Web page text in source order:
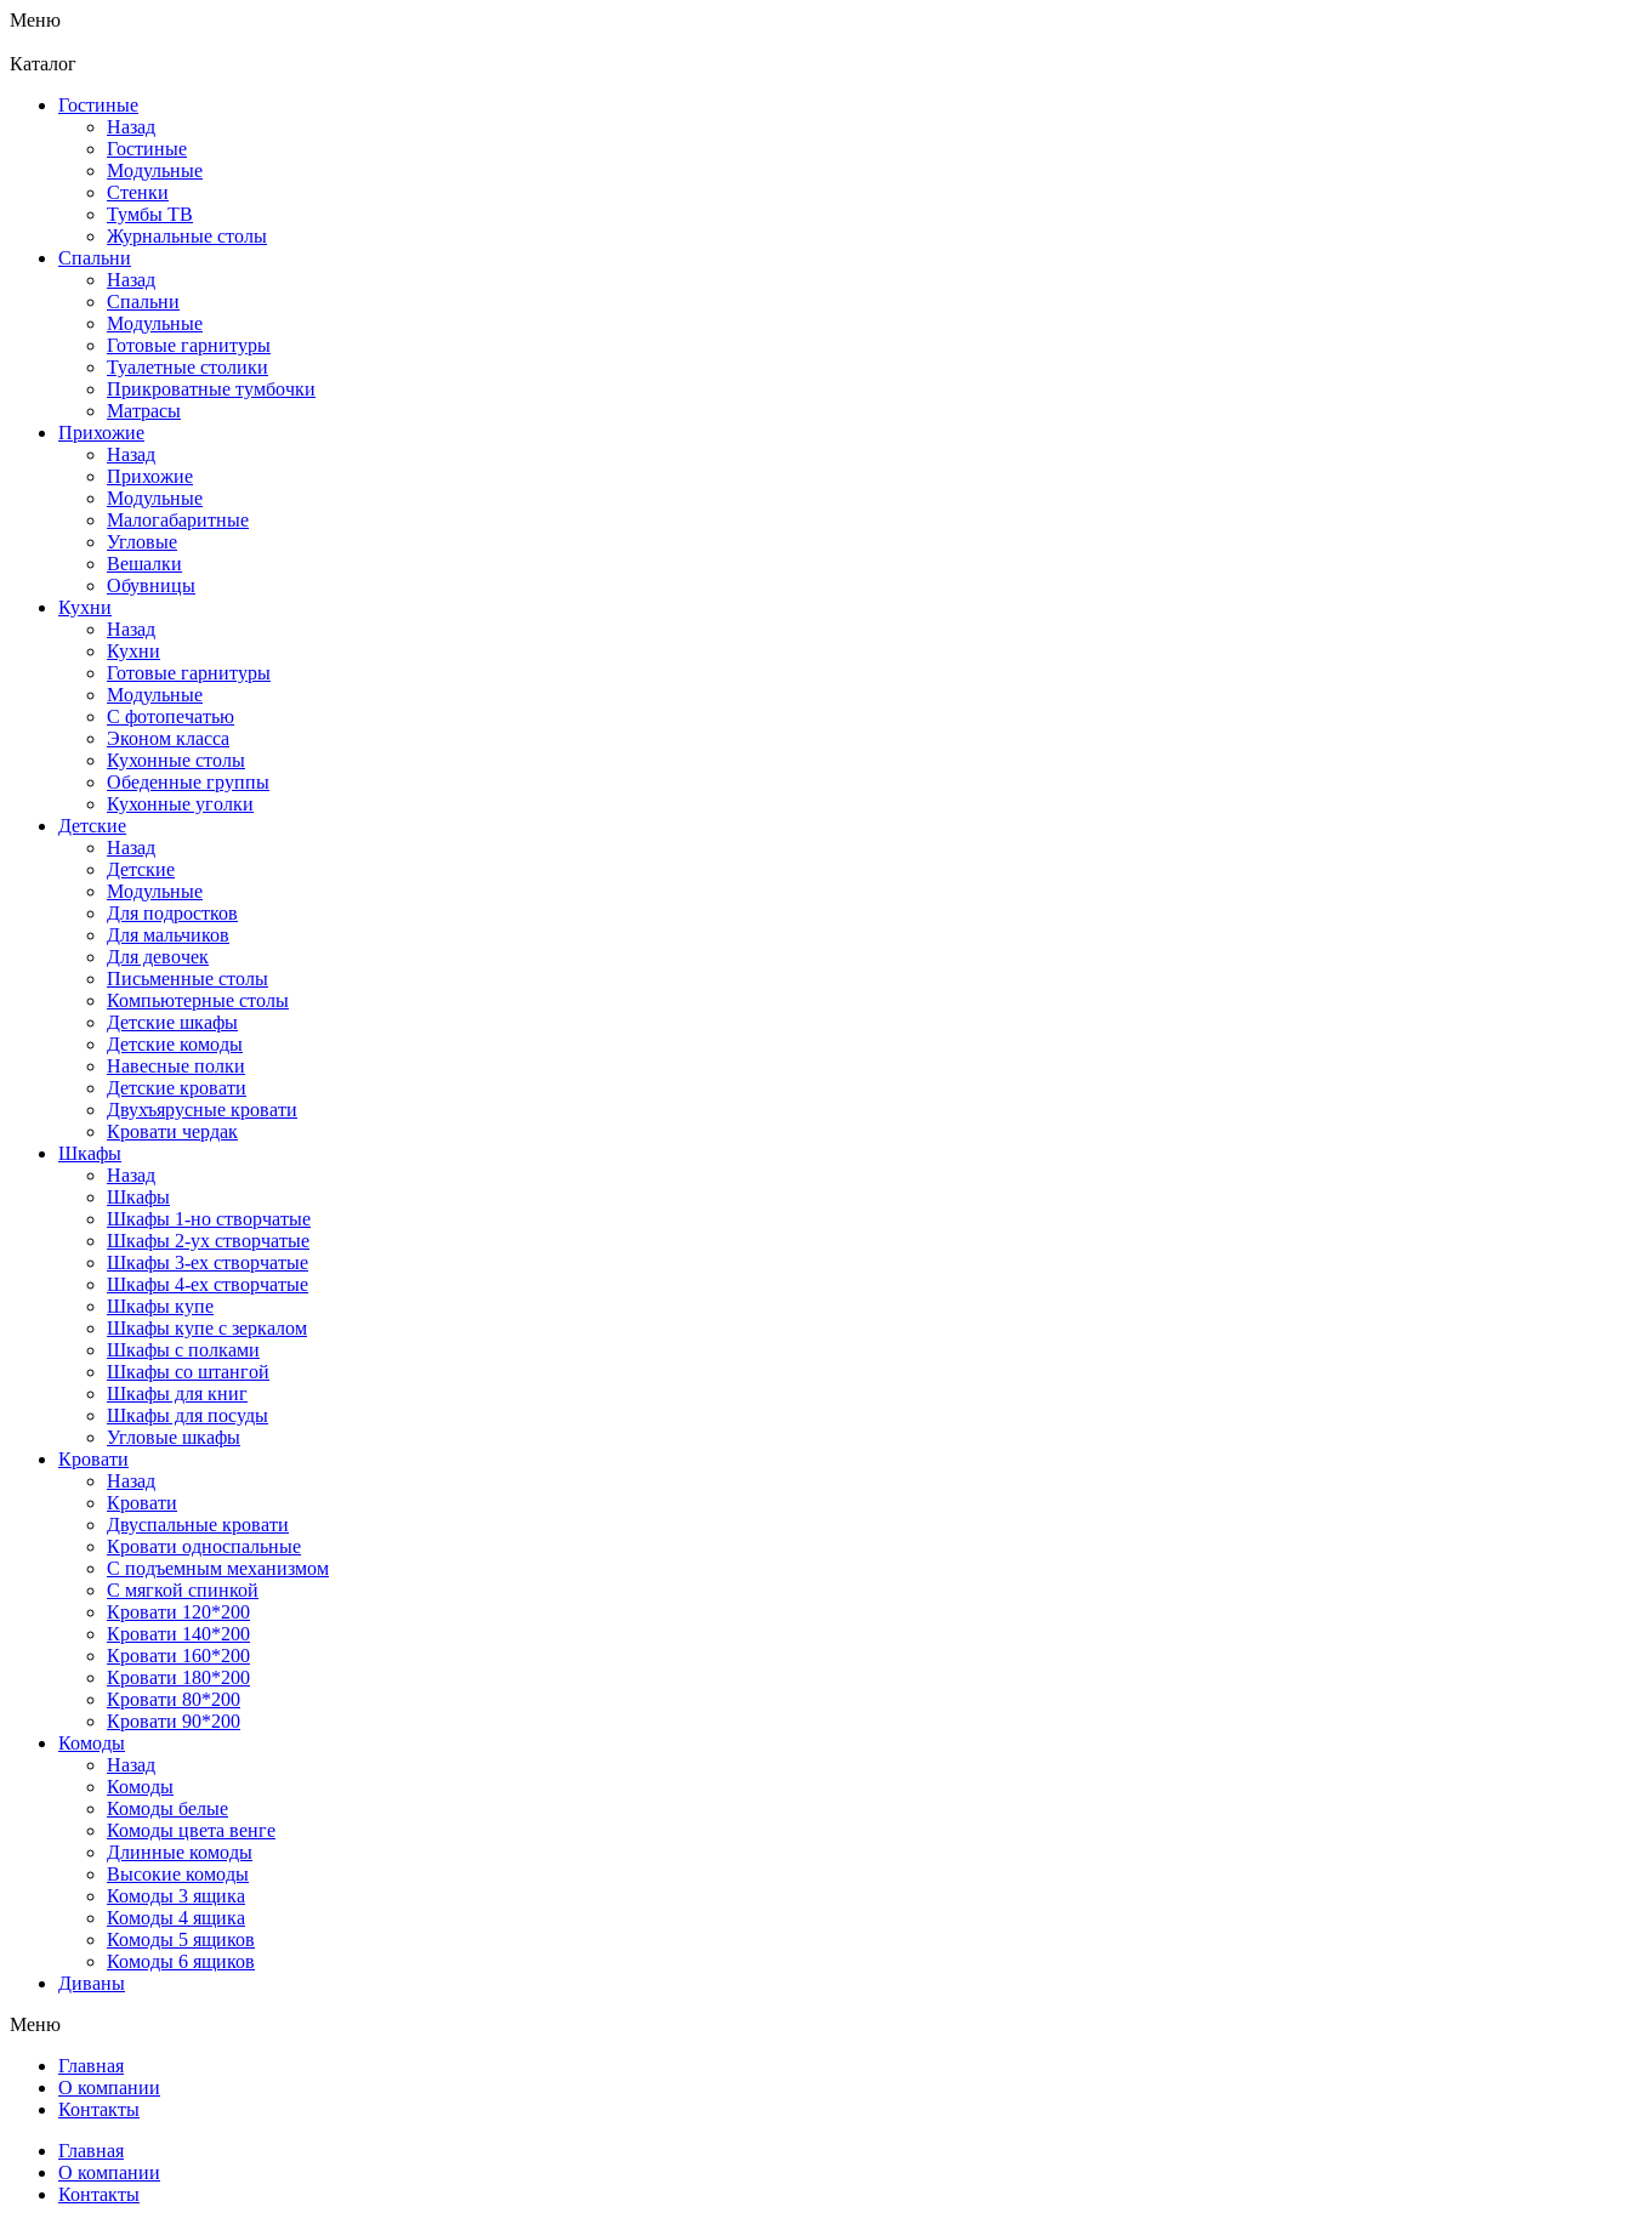
Меню
Каталог
Гостиные
Назад
Гостиные
Модульные
Стенки
Тумбы ТВ
Журнальные столы
Спальни
Назад
Спальни
Модульные
Готовые гарнитуры
Туалетные столики
Прикроватные тумбочки
Матрасы
Прихожие
Назад
Прихожие
Модульные
Малогабаритные
Угловые
Вешалки
Обувницы
Кухни
Назад
Кухни
Готовые гарнитуры
Модульные
С фотопечатью
Эконом класса
Кухонные столы
Обеденные группы
Кухонные уголки
Детские
Назад
Детские
Модульные
Для подростков
Для мальчиков
Для девочек
Письменные столы
Компьютерные столы
Детские шкафы
Детские комоды
Навесные полки
Детские кровати
Двухъярусные кровати
Кровати чердак
Шкафы
Назад
Шкафы
Шкафы 1-но створчатые
Шкафы 2-ух створчатые
Шкафы 3-ех створчатые
Шкафы 4-ех створчатые
Шкафы купе
Шкафы купе с зеркалом
Шкафы с полками
Шкафы со штангой
Шкафы для книг
Шкафы для посуды
Угловые шкафы
Кровати
Назад
Кровати
Двуспальные кровати
Кровати односпальные
С подъемным механизмом
С мягкой спинкой
Кровати 120*200
Кровати 140*200
Кровати 160*200
Кровати 180*200
Кровати 80*200
Кровати 90*200
Комоды
Назад
Комоды
Комоды белые
Комоды цвета венге
Длинные комоды
Высокие комоды
Комоды 3 ящика
Комоды 4 ящика
Комоды 5 ящиков
Комоды 6 ящиков
Диваны
Меню
Главная
О компании
Контакты
Главная
О компании
Контакты